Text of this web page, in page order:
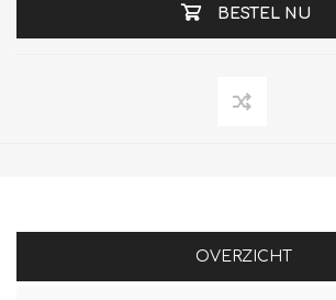
BESTEL NU
OVERZICHT